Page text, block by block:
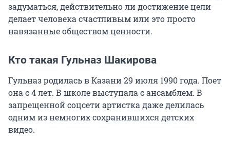
задуматься, действительно ли достижение цели
делает человека счастливым или это просто
навязанные обществом ценности.
Кто такая Гульназ Шакирова
Гульназ родилась в Казани 29 июля 1990 года. Поет
она с 4 лет. В школе выступала с ансамблем. В
запрещенной соцсети артистка даже делилась
одним из немногих сохранившихся детских
видео.